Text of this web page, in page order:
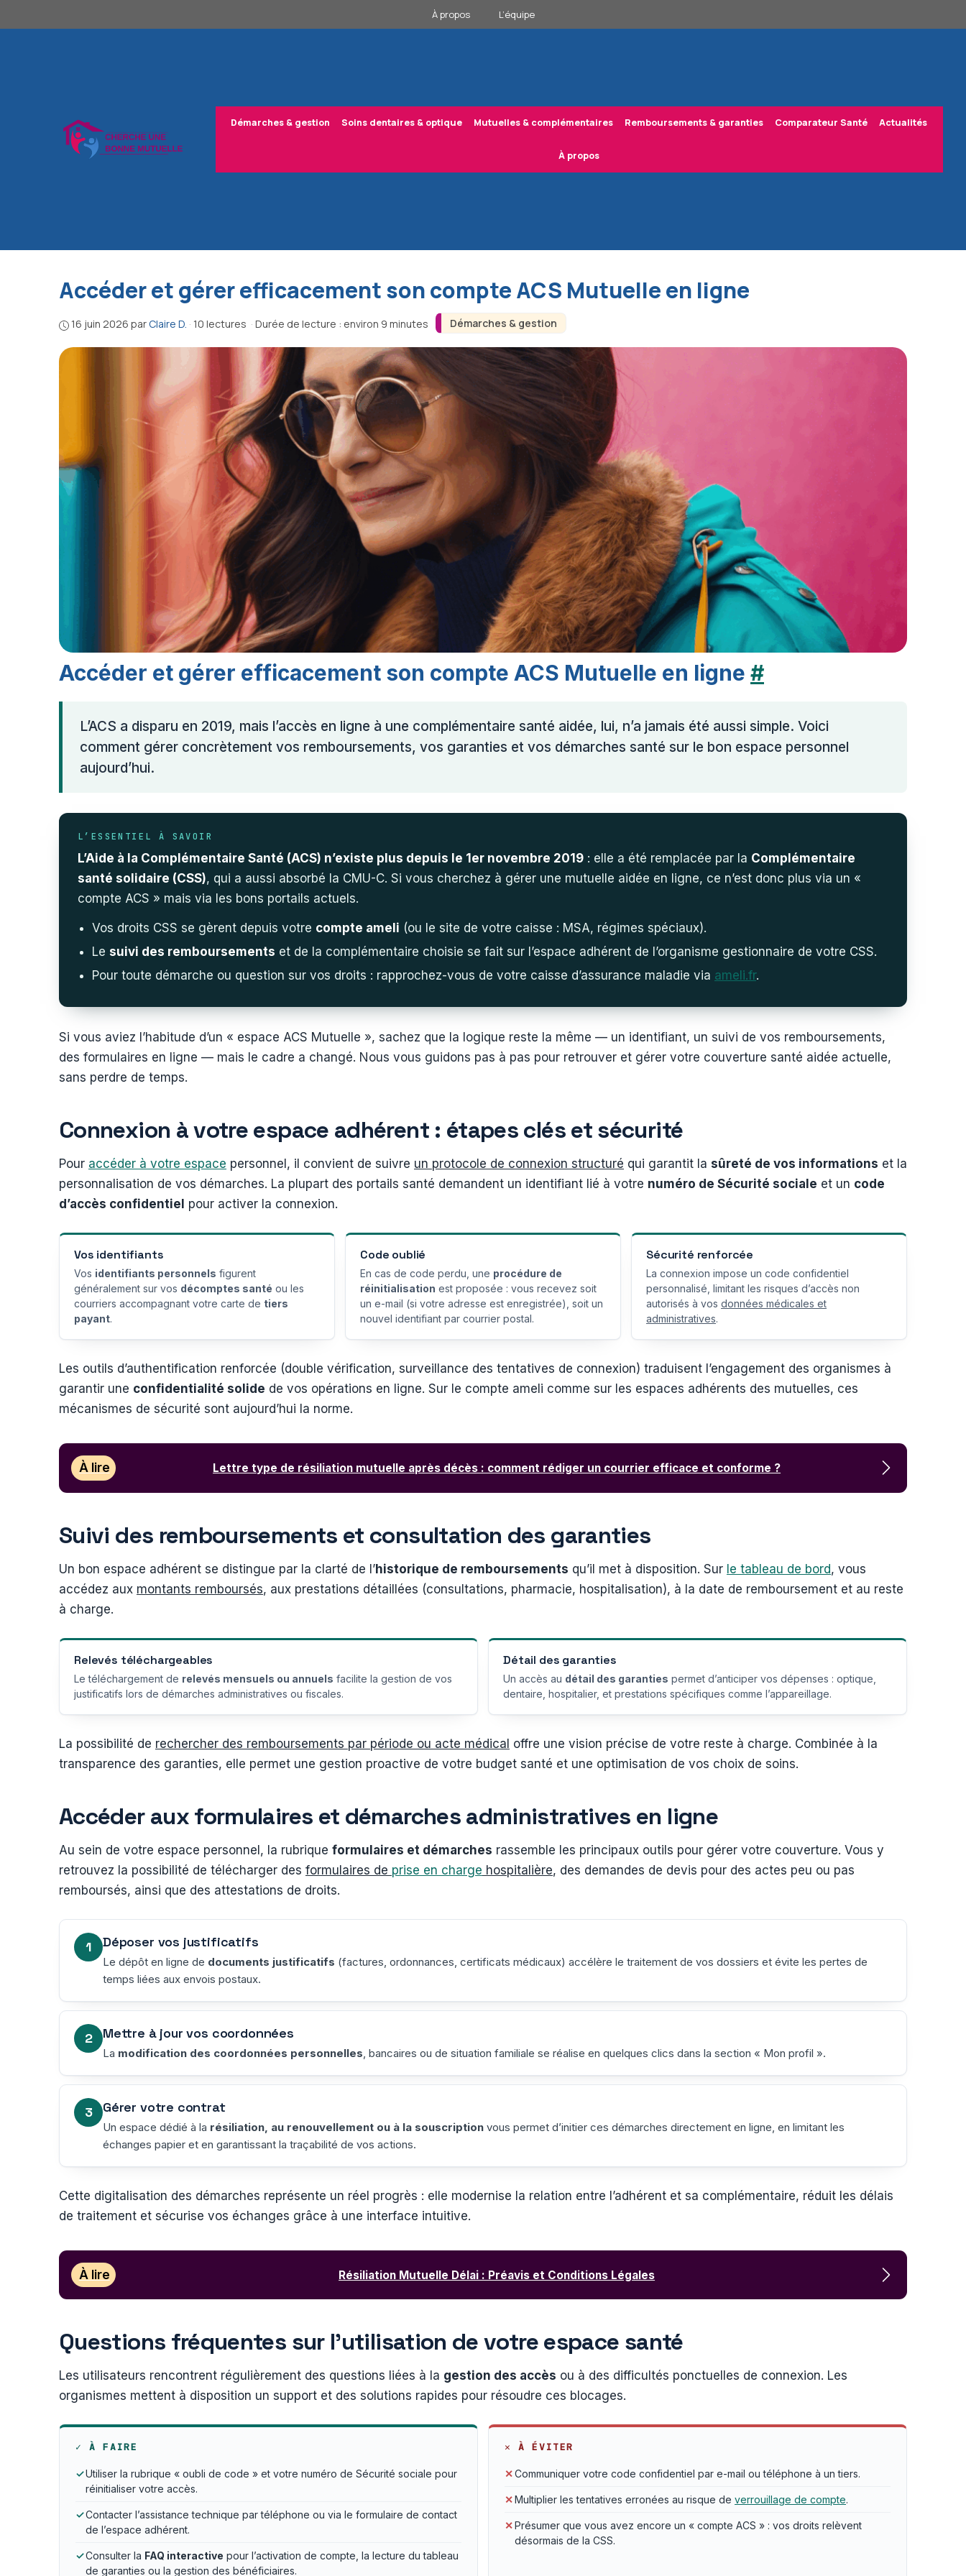
au
À propos L’équipe
Démarches & gestion Soins dentaires & optique Mutuelles & complémentaires Remboursements & garanties Comparateur Santé Actualités
À propos
Démarches & gestion
Accéder et gérer efficacement son compte ACS Mutuelle en ligne
16 juin 2026 par Claire D. · 10 lectures · Durée de lecture : environ 9 minutes
Accéder et gérer efficacement son compte ACS Mutuelle en ligne #
L’ACS a disparu en 2019, mais l’accès en ligne à une complémentaire santé aidée, lui, n’a jamais été aussi simple. Voici
comment gérer concrètement vos remboursements, vos garanties et vos démarches santé sur le bon espace personnel
aujourd’hui.
L’ESSENTIEL À SAVOIR
L’Aide à la Complémentaire Santé (ACS) n’existe plus depuis le 1er novembre 2019 : elle a été remplacée par la Complémentaire
santé solidaire (CSS), qui a aussi absorbé la CMU-C. Si vous cherchez à gérer une mutuelle aidée en ligne, ce n’est donc plus via un «
compte ACS » mais via les bons portails actuels.
Vos droits CSS se gèrent depuis votre compte ameli (ou le site de votre caisse : MSA, régimes spéciaux).
Le suivi des remboursements et de la complémentaire choisie se fait sur l’espace adhérent de l’organisme gestionnaire de votre CSS.
Pour toute démarche ou question sur vos droits : rapprochez-vous de votre caisse d’assurance maladie via ameli.fr.
Si vous aviez l’habitude d’un « espace ACS Mutuelle », sachez que la logique reste la même — un identifiant, un suivi de vos remboursements,
des formulaires en ligne — mais le cadre a changé. Nous vous guidons pas à pas pour retrouver et gérer votre couverture santé aidée actuelle,
sans perdre de temps.
Connexion à votre espace adhérent : étapes clés et sécurité
Pour accéder à votre espace personnel, il convient de suivre un protocole de connexion structuré qui garantit la sûreté de vos informations et la
personnalisation de vos démarches. La plupart des portails santé demandent un identifiant lié à votre numéro de Sécurité sociale et un code
d’accès confidentiel pour activer la connexion.
Vos identifiants
Vos identifiants personnels figurent
généralement sur vos décomptes santé ou les
courriers accompagnant votre carte de tiers
payant.
Code oublié
En cas de code perdu, une procédure de
réinitialisation est proposée : vous recevez soit
un e-mail (si votre adresse est enregistrée), soit un
nouvel identifiant par courrier postal.
Sécurité renforcée
La connexion impose un code confidentiel
personnalisé, limitant les risques d’accès non
autorisés à vos données médicales et
administratives.
Les outils d’authentification renforcée (double vérification, surveillance des tentatives de connexion) traduisent l’engagement des organismes à
garantir une confidentialité solide de vos opérations en ligne. Sur le compte ameli comme sur les espaces adhérents des mutuelles, ces
mécanismes de sécurité sont aujourd’hui la norme.
À lire Lettre type de résiliation mutuelle après décès : comment rédiger un courrier efficace et conforme ?
Suivi des remboursements et consultation des garanties
Un bon espace adhérent se distingue par la clarté de l’historique de remboursements qu’il met à disposition. Sur le tableau de bord, vous
accédez aux montants remboursés, aux prestations détaillées (consultations, pharmacie, hospitalisation), à la date de remboursement et au reste
à charge.
Relevés téléchargeables
Le téléchargement de relevés mensuels ou annuels facilite la gestion de vos
justificatifs lors de démarches administratives ou fiscales.
Détail des garanties
Un accès au détail des garanties permet d’anticiper vos dépenses : optique,
dentaire, hospitalier, et prestations spécifiques comme l’appareillage.
La possibilité de rechercher des remboursements par période ou acte médical offre une vision précise de votre reste à charge. Combinée à la
transparence des garanties, elle permet une gestion proactive de votre budget santé et une optimisation de vos choix de soins.
Accéder aux formulaires et démarches administratives en ligne
Au sein de votre espace personnel, la rubrique formulaires et démarches rassemble les principaux outils pour gérer votre couverture. Vous y
retrouvez la possibilité de télécharger des formulaires de prise en charge hospitalière, des demandes de devis pour des actes peu ou pas
remboursés, ainsi que des attestations de droits.
Déposer vos justificatifs
Le dépôt en ligne de documents justificatifs (factures, ordonnances, certificats médicaux) accélère le traitement de vos dossiers et évite les pertes de
temps liées aux envois postaux.
Mettre à jour vos coordonnées
La modification des coordonnées personnelles , bancaires ou de situation familiale se réalise en quelques clics dans la section « Mon profil ».
Gérer votre contrat
Un espace dédié à la résiliation, au renouvellement ou à la souscription vous permet d’initier ces démarches directement en ligne, en limitant les
échanges papier et en garantissant la traçabilité de vos actions.
Cette digitalisation des démarches représente un réel progrès : elle modernise la relation entre l’adhérent et sa complémentaire, réduit les délais
de traitement et sécurise vos échanges grâce à une interface intuitive.
À lire Résiliation Mutuelle Délai : Préavis et Conditions Légales
Questions fréquentes sur l’utilisation de votre espace santé
Les utilisateurs rencontrent régulièrement des questions liées à la gestion des accès ou à des difficultés ponctuelles de connexion. Les
organismes mettent à disposition un support et des solutions rapides pour résoudre ces blocages.
✓ À FAIRE
✓Utiliser la rubrique « oubli de code » et votre numéro de Sécurité sociale pour
réinitialiser votre accès.
✓Contacter l’assistance technique par téléphone ou via le formulaire de contact
de l’espace adhérent.
✓Consulter la FAQ interactive pour l’activation de compte, la lecture du tableau
de garanties ou la gestion des bénéficiaires.
✕ À ÉVITER
✕Communiquer votre code confidentiel par e-mail ou téléphone à un tiers.
✕Multiplier les tentatives erronées au risque de verrouillage de compte.
✕Présumer que vous avez encore un « compte ACS » : vos droits relèvent
désormais de la CSS.